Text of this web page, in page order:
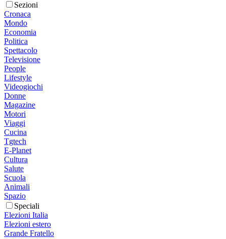
Sezioni
Cronaca
Mondo
Economia
Politica
Spettacolo
Televisione
People
Lifestyle
Videogiochi
Donne
Magazine
Motori
Viaggi
Cucina
Tgtech
E-Planet
Cultura
Salute
Scuola
Animali
Spazio
Speciali
Elezioni Italia
Elezioni estero
Grande Fratello